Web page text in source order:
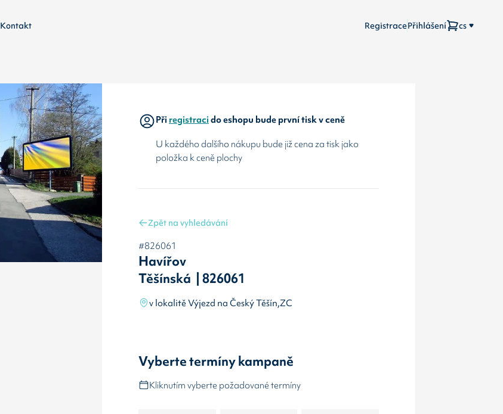
Kontakt RegistracePřihlášení cs
Přiregistracido eshopu bude první tisk v ceně
U každého dalšího nákupu bude již cena za tisk jako
položka k ceně plochy
Zpět na vyhledávání
#826061
Havířov
Těšínská | 826061
v lokalitě Výjezd na Český Těšín,ZC
Vyberte termíny kampaně
Kliknutím vyberte požadované termíny